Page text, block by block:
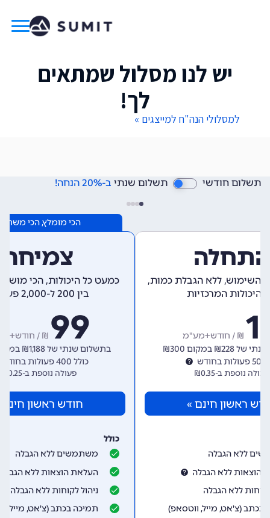
יש לנו מסלול שמתאים
לך!
למסלולי הנה"ח למייצגים »